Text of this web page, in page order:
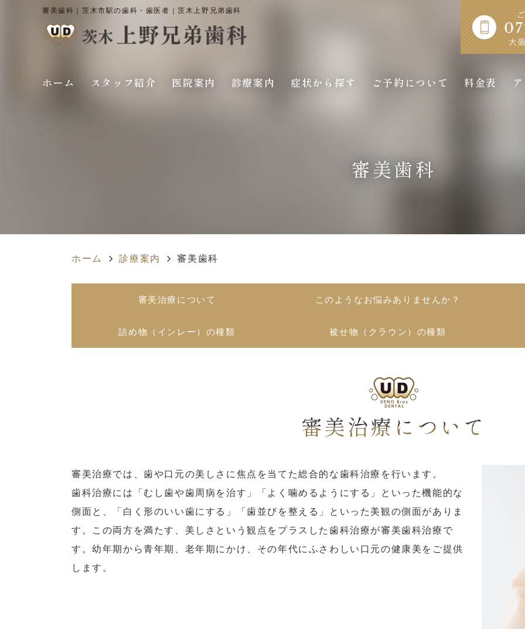
審美歯科｜茨木市駅の歯科・歯医者｜茨木上野兄弟歯科
ホーム スタッフ紹介 医院案内 診療案内 症状から探す ご予約について 料金表
審美歯科
ホーム 診療案内 審美歯科
審美治療について このようなお悩みありませんか？
詰め物（インレー）の種類 被せ物（クラウン）の種類
審美治療について
審美治療では、歯や口元の美しさに焦点を当てた総合的な歯科治療を行います。
歯科治療には「むし歯や歯周病を治す」「よく噛めるようにする」といった機能的な
側面と、「白く形のいい歯にする」「歯並びを整える」といった美観の側面がありま
す。この両方を満たす、美しさという観点をプラスした歯科治療が審美歯科治療で
す。幼年期から青年期、老年期にかけ、その年代にふさわしい口元の健康美をご提供
します。